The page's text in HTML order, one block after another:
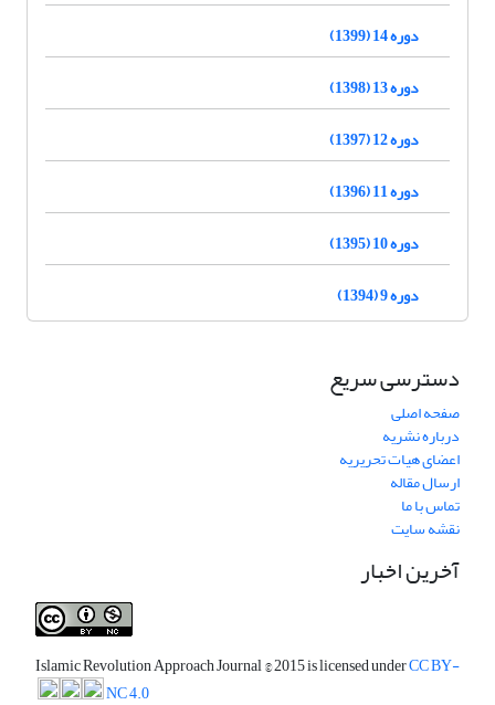
دوره 14 (1399)
دوره 13 (1398)
دوره 12 (1397)
دوره 11 (1396)
دوره 10 (1395)
دوره 9 (1394)
دسترسی سریع
صفحه اصلی
درباره نشریه
اعضای هیات تحریریه
ارسال مقاله
تماس با ما
نقشه سایت
آخرین اخبار
Islamic Revolution Approach Journal© 2015 is licensed underCC BY-
NC 4.0